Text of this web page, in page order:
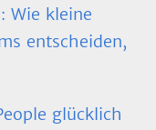
Wie kleine
entscheiden,
glücklich